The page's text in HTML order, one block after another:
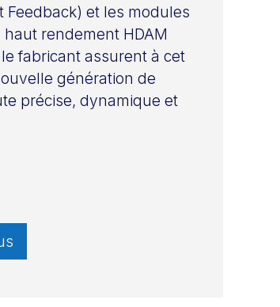
Feedback) et les modules
haut rendement HDAM
fabricant assurent à cet
génération de
précise, dynamique et